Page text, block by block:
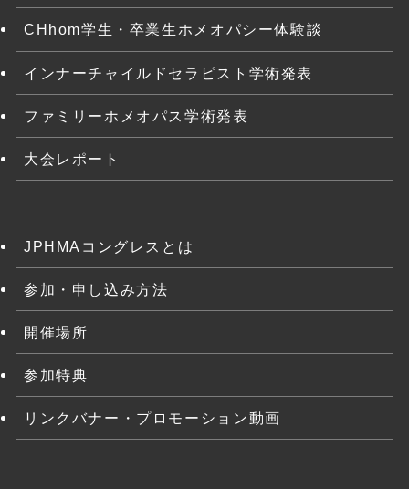
CHhom学生・卒業生ホメオパシー体験談
インナーチャイルドセラピスト学術発表
ファミリーホメオパス学術発表
大会レポート
JPHMAコングレスとは
参加・申し込み方法
開催場所
参加特典
リンクバナー・プロモーション動画